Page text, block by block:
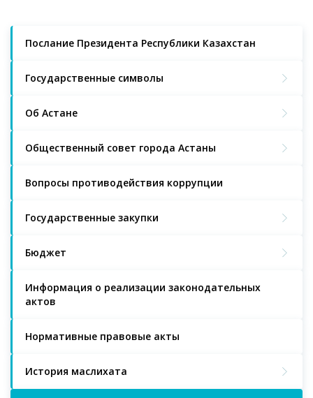
Послание Президента Республики Казахстан
Государственные символы
Об Астане
Общественный совет города Астаны
Вопросы противодействия коррупции
Государственные закупки
Бюджет
Информация о реализации законодательных
актов
Нормативные правовые акты
История маслихата